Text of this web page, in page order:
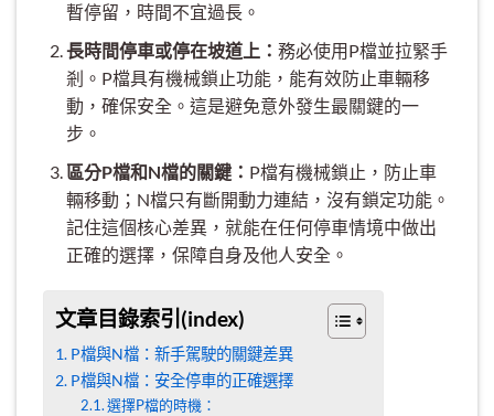
暫停留，時間不宜過長。
長時間停車或停在坡道上： 務必使用P檔並拉緊手
剎。P檔具有機械鎖止功能，能有效防止車輛移
動，確保安全。這是避免意外發生最關鍵的一
步。
區分P檔和N檔的關鍵： P檔有機械鎖止，防止車
輛移動；N檔只有斷開動力連結，沒有鎖定功能。
記住這個核心差異，就能在任何停車情境中做出
正確的選擇，保障自身及他人安全。
文章目錄索引(index)
P檔與N檔：新手駕駛的關鍵差異
P檔與N檔：安全停車的正確選擇
選擇P檔的時機：